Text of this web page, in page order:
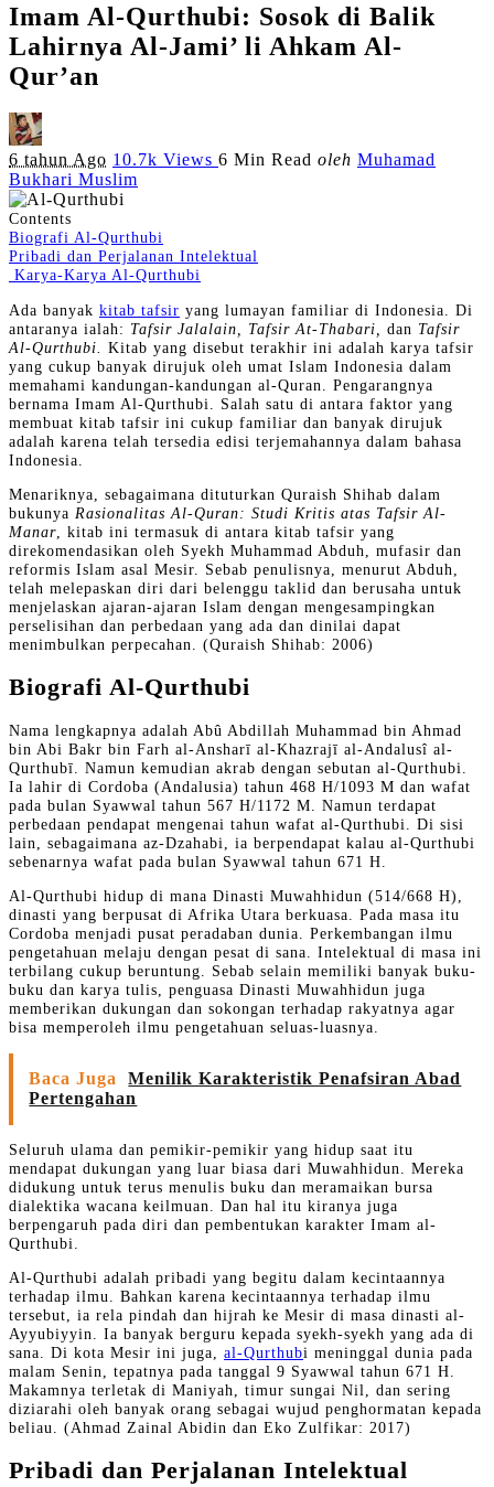
Imam Al-Qurthubi: Sosok di Balik
Lahirnya Al-Jami’ li Ahkam Al-
Qur’an
6 tahun Ago 10.7k Views 6 Min Read Posted
oleh Muhamad
Bukhari Muslim
Contents
Biografi Al-Qurthubi
Pribadi dan Perjalanan Intelektual
Karya-Karya Al-Qurthubi
Ada banyak kitab tafsir yang lumayan familiar di Indonesia. Di
antaranya ialah: Tafsir Jalalain, Tafsir At-Thabari, dan Tafsir
Al-Qurthubi. Kitab yang disebut terakhir ini adalah karya tafsir
yang cukup banyak dirujuk oleh umat Islam Indonesia dalam
memahami kandungan-kandungan al-Quran. Pengarangnya
bernama Imam Al-Qurthubi. Salah satu di antara faktor yang
membuat kitab tafsir ini cukup familiar dan banyak dirujuk
adalah karena telah tersedia edisi terjemahannya dalam bahasa
Indonesia.
Menariknya, sebagaimana dituturkan Quraish Shihab dalam
bukunya Rasionalitas Al-Quran: Studi Kritis atas Tafsir Al-
Manar, kitab ini termasuk di antara kitab tafsir yang
direkomendasikan oleh Syekh Muhammad Abduh, mufasir dan
reformis Islam asal Mesir. Sebab penulisnya, menurut Abduh,
telah melepaskan diri dari belenggu taklid dan berusaha untuk
menjelaskan ajaran-ajaran Islam dengan mengesampingkan
perselisihan dan perbedaan yang ada dan dinilai dapat
menimbulkan perpecahan. (Quraish Shihab: 2006)
Biografi Al-Qurthubi
Nama lengkapnya adalah Abû Abdillah Muhammad bin Ahmad
bin Abi Bakr bin Farh al-Ansharī al-Khazrajī al-Andalusî al-
Qurthubī. Namun kemudian akrab dengan sebutan al-Qurthubi.
Ia lahir di Cordoba (Andalusia) tahun 468 H/1093 M dan wafat
pada bulan Syawwal tahun 567 H/1172 M. Namun terdapat
perbedaan pendapat mengenai tahun wafat al-Qurthubi. Di sisi
lain, sebagaimana az-Dzahabi, ia berpendapat kalau al-Qurthubi
sebenarnya wafat pada bulan Syawwal tahun 671 H.
Al-Qurthubi hidup di mana Dinasti Muwahhidun (514/668 H),
dinasti yang berpusat di Afrika Utara berkuasa. Pada masa itu
Cordoba menjadi pusat peradaban dunia. Perkembangan ilmu
pengetahuan melaju dengan pesat di sana. Intelektual di masa ini
terbilang cukup beruntung. Sebab selain memiliki banyak buku-
buku dan karya tulis, penguasa Dinasti Muwahhidun juga
memberikan dukungan dan sokongan terhadap rakyatnya agar
bisa memperoleh ilmu pengetahuan seluas-luasnya.
Baca Juga
Menilik Karakteristik Penafsiran Abad
Pertengahan
Seluruh ulama dan pemikir-pemikir yang hidup saat itu
mendapat dukungan yang luar biasa dari Muwahhidun. Mereka
didukung untuk terus menulis buku dan meramaikan bursa
dialektika wacana keilmuan. Dan hal itu kiranya juga
berpengaruh pada diri dan pembentukan karakter Imam al-
Qurthubi.
Al-Qurthubi adalah pribadi yang begitu dalam kecintaannya
terhadap ilmu. Bahkan karena kecintaannya terhadap ilmu
tersebut, ia rela pindah dan hijrah ke Mesir di masa dinasti al-
Ayyubiyyin. Ia banyak berguru kepada syekh-syekh yang ada di
sana. Di kota Mesir ini juga, al-Qurthubi meninggal dunia pada
malam Senin, tepatnya pada tanggal 9 Syawwal tahun 671 H.
Makamnya terletak di Maniyah, timur sungai Nil, dan sering
diziarahi oleh banyak orang sebagai wujud penghormatan kepada
beliau. (Ahmad Zainal Abidin dan Eko Zulfikar: 2017)
Pribadi dan Perjalanan Intelektual